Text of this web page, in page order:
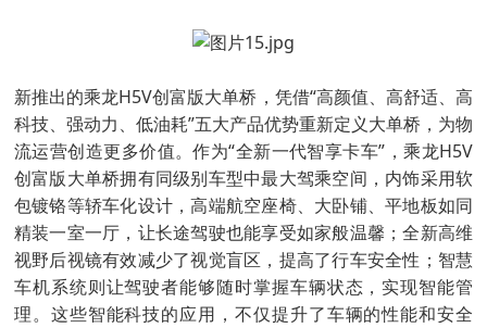
新推出的乘龙H5V创富版大单桥，凭借“高颜值、高舒适、高
科技、强动力、低油耗”五大产品优势重新定义大单桥，为物
流运营创造更多价值。作为“全新一代智享卡车”，乘龙H5V
创富版大单桥拥有同级别车型中最大驾乘空间，内饰采用软
包镀铬等轿车化设计，高端航空座椅、大卧铺、平地板如同
精装一室一厅，让长途驾驶也能享受如家般温馨；全新高维
视野后视镜有效减少了视觉盲区，提高了行车安全性；智慧
车机系统则让驾驶者能够随时掌握车辆状态，实现智能管
理。这些智能科技的应用，不仅提升了车辆的性能和安全